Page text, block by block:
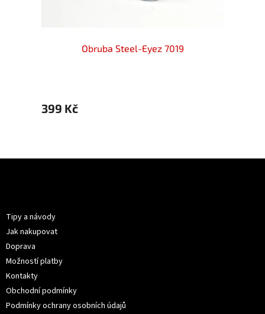
Obruba Steel-Eyez 7019
399 Kč
Tipy a návody
Jak nakupovat
Doprava
Možností platby
Kontakty
Obchodní podmínky
Podmínky ochrany osobních údajů